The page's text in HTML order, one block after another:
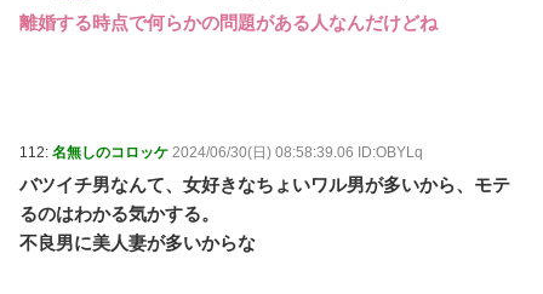
離婚する時点で何らかの問題がある人なんだけどね
112: 名無しのコロッケ 2024/06/30(日) 08:58:39.06 ID:OBYLq
バツイチ男なんて、女好きなちょいワル男が多いから、モテ
るのはわかる気かする。
不良男に美人妻が多いからな